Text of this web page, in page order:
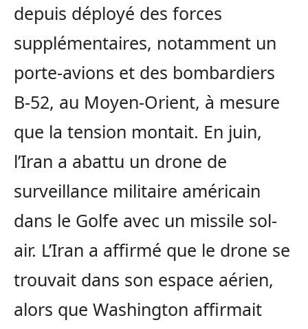
depuis déployé des forces
supplémentaires, notamment un
porte-avions et des bombardiers
B-52, au Moyen-Orient, à mesure
que la tension montait. En juin,
l’Iran a abattu un drone de
surveillance militaire américain
dans le Golfe avec un missile sol-
air. L’Iran a affirmé que le drone se
trouvait dans son espace aérien,
alors que Washington affirmait